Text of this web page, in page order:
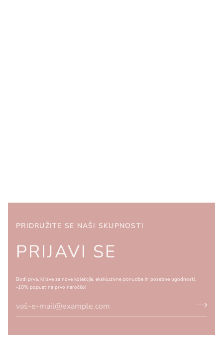
PRIDRUŽITE SE NAŠI SKUPNOSTI
PRIJAVI SE
Bodi prva, ki izve za nove kolekcije, ekskluzivne ponudbe in posebne ugodnosti.
-10% popust na prvo naročilo!